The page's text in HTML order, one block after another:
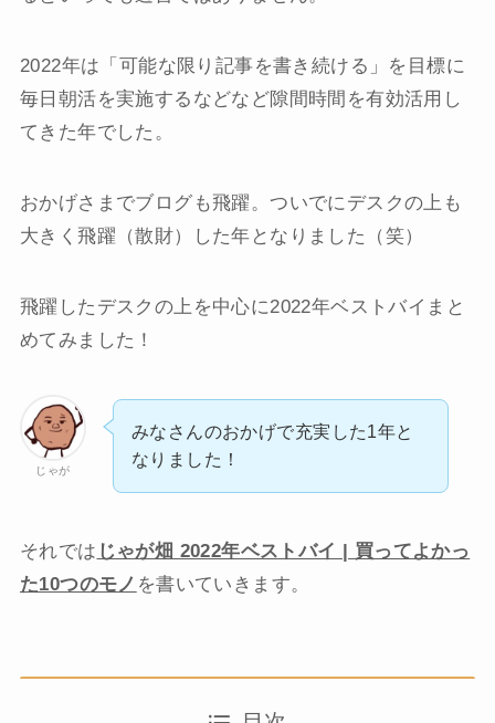
2022年は「可能な限り記事を書き続ける」を目標に
毎日朝活を実施するなどなど隙間時間を有効活用し
てきた年でした。
おかげさまでブログも飛躍。ついでにデスクの上も
大きく飛躍（散財）した年となりました（笑）
飛躍したデスクの上を中心に2022年ベストバイまと
めてみました！
じゃが
みなさんのおかげで充実した1年と
なりました！
それでは じゃが畑 2022年ベストバイ | 買ってよかっ
た10つのモノ を書いていきます。